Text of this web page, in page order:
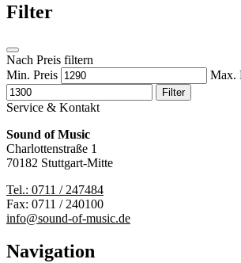
Filter
Nach Preis filtern
Min. Preis
Max.
Filter
Service & Kontakt
Sound of Music
Charlottenstraße 1
70182 Stuttgart-Mitte
Tel.: 0711 / 247484
Fax: 0711 / 240100
info@sound-of-music.de
Navigation